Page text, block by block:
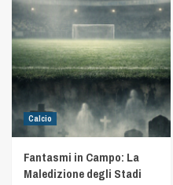
Calcio
Fantasmi in Campo: La
Maledizione degli Stadi